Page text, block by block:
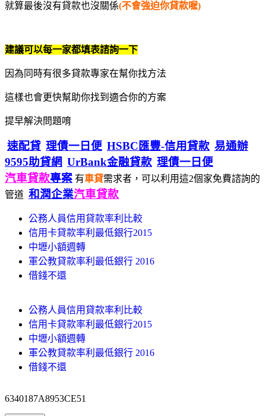
就算最後沒有貸款也沒關係(不會強迫你貸款喔)
建議可以每一家都填表諮詢一下
因為同時有很多貸款專家在幫你找方法
這樣也會更快幫助你找到適合你的方案
提早解決問題唷
速配貸 理債一日便 HSBC匯豐-信用貸款 易通辦
9595助貸網 UrBank金融貸款 理債一日便
汽車貸款專案 有車貸需求者，可以利用這2個家免費諮詢的
管道 和潤企業汽車貸款
公務人員信用貸款率利比較
信用卡貸款率利最低銀行2015
中壢小額週轉
軍公教貸款率利最低銀行 2016
借錢不還
公務人員信用貸款率利比較
信用卡貸款率利最低銀行2015
中壢小額週轉
軍公教貸款率利最低銀行 2016
借錢不還
6340187A8953CE51